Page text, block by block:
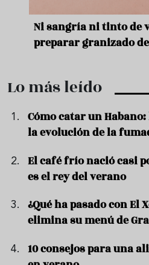
Ni sangría ni tinto de
preparar granizado
Lo más leído
Cómo catar un
la evolución de la
El café frío nació casi
es el rey del verano
¿Qué ha pasado con El
elimina su menú de
10 consejos para una